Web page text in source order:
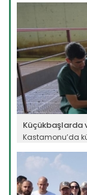
Küçükbaşlarda
Kastamonu’da
Devamını Oku ->